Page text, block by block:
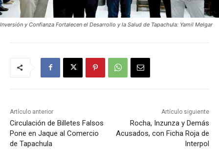
Inversión y Confianza Fortalecen el Desarrollo y la Salud de Tapachula: Yamil Melgar
Artículo anterior
Circulación de Billetes Falsos
Pone en Jaque al Comercio
de Tapachula
Artículo siguiente
Rocha, Inzunza y Demás
Acusados, con Ficha Roja de
Interpol